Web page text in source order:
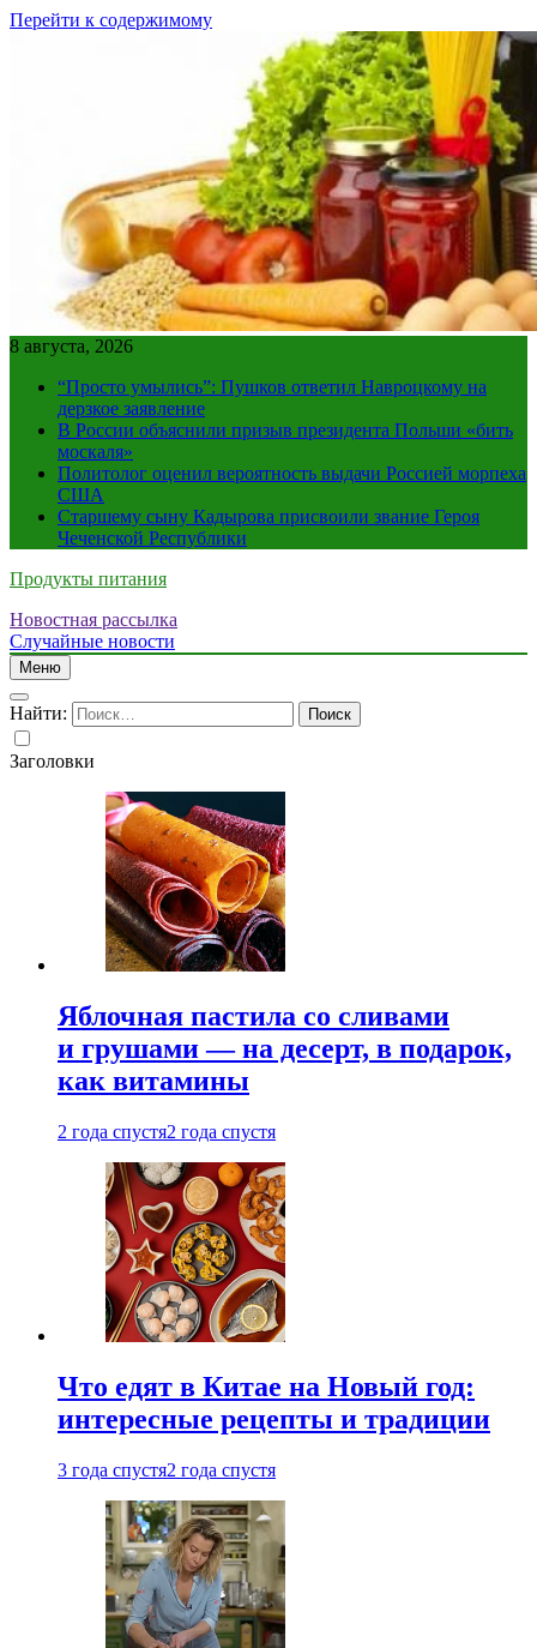
Перейти к содержимому
8 августа, 2026
“Просто умылись”: Пушков ответил Навроцкому на
дерзкое заявление
В России объяснили призыв президента Польши «бить
москаля»
Политолог оценил вероятность выдачи Россией морпеха
США
Старшему сыну Кадырова присвоили звание Героя
Чеченской Республики
Продукты питания
Новостная рассылка
Случайные новости
Меню
Найти:
Заголовки
Яблочная пастила со сливами
и грушами — на десерт, в подарок,
как витамины
2 года спустя2 года спустя
Что едят в Китае на Новый год:
интересные рецепты и традиции
3 года спустя2 года спустя